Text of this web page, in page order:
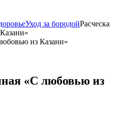
Уход за бородойРасческа
«С любовью из